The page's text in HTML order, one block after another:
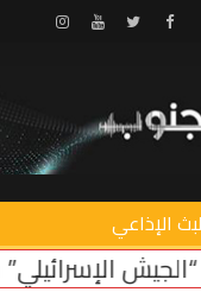
Facebook
Twitter
Youtube
Instagram
الإذاعي
أمنية في